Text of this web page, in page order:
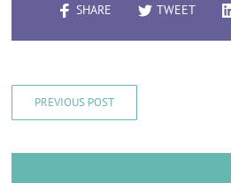
SHARE TWEET
PREVIOUS POST